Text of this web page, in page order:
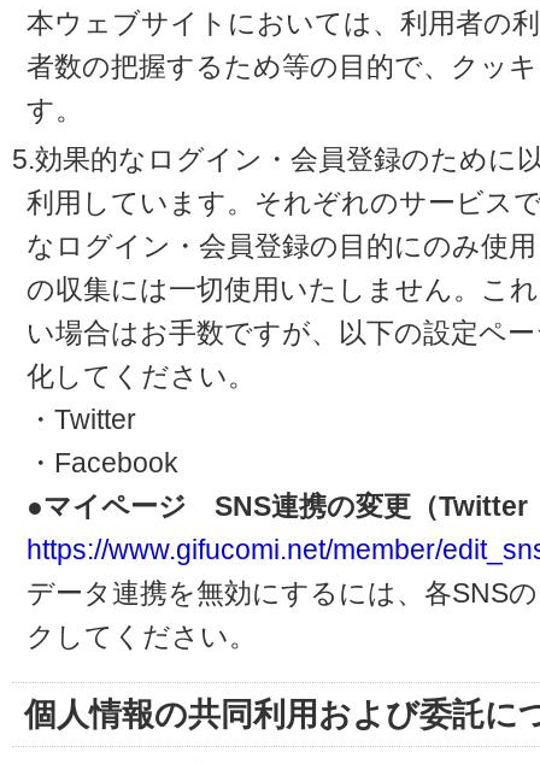
本ウェブサイトにおいては、利用者の
者数の把握するため等の目的で、クッ
す。
5.効果的なログイン・会員登録のために
利用しています。それぞれのサービス
なログイン・会員登録の目的にのみ使
の収集には一切使用いたしません。こ
い場合はお手数ですが、以下の設定ペ
化してください。
・Twitter
・Facebook
●マイページ SNS連携の変更（Twitter
https://www.gifucomi.net/member/
データ連携を無効にするには、各SNS
クしてください。
個人情報の共同利用および委託に